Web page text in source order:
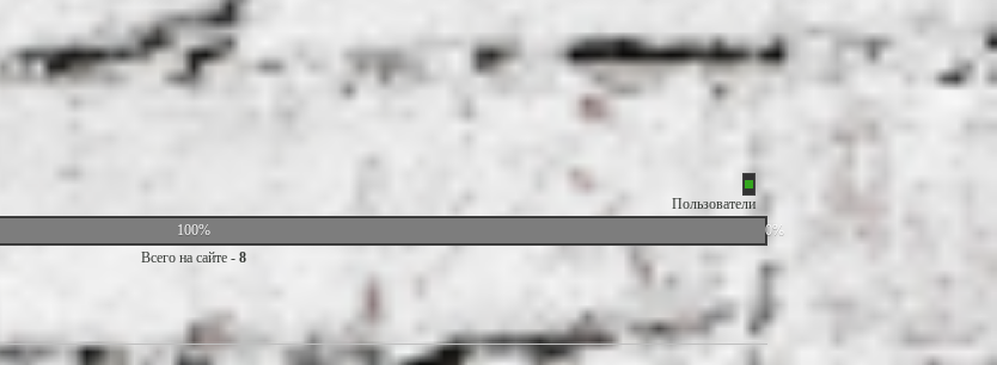
Пользователи
100%
0%
Всего на сайте - 8